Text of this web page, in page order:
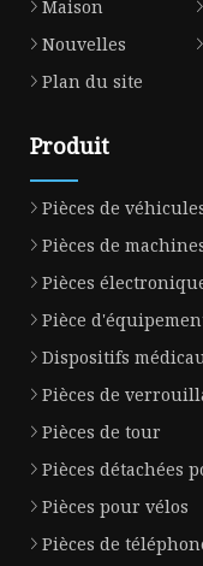
Maison
Nouvelles
Plan du site
Produit
Pièces de
Pièces de
Pièces
Pièce
Dispositifs
Pièces de
Pièces de tour
Pièces détachées
Pièces pour vélos
Pièces de